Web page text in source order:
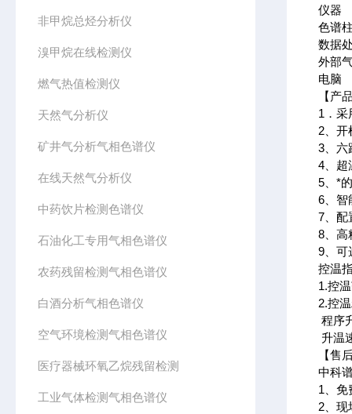
非甲烷总烃分析仪
溴甲烷在线检测仪
燃气热值检测仪
天然气分析仪
矿井气分析气相色谱仪
在线天然气分析仪
中药饮片检测色谱仪
石油化工专用气相色谱仪
农药残留检测气相色谱仪
白酒分析气相色谱仪
空气环境检测气相色谱仪
医疗器械环氧乙烷残留检测
工业气体检测气相色谱仪
仪器
色谱
数据
外部
电脑
【产
1． 采
2、开
3、六
4、超
5、*
6、智
7、配
8、高
9、可
控温
1.控
2.控
程序
升温
【售
中科
1、
2、